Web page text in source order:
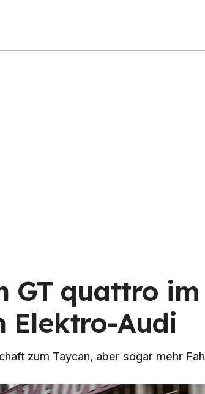
GT quattro im
Elektro-Audi
zum Taycan, aber sogar mehr